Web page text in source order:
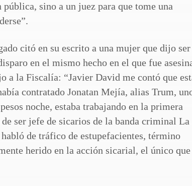
sino a un juez para que tome una
citó en su escrito a una mujer que dijo
en el mismo hecho en el que fue
la Fiscalía: “Javier David me contó que
contratado Jonatan Mejía, alias Trum,
noche, estaba trabajando en la primera
ser jefe de sicarios de la banda criminal La
de tráfico de estupefacientes, término
herido en la acción sicarial, el único que